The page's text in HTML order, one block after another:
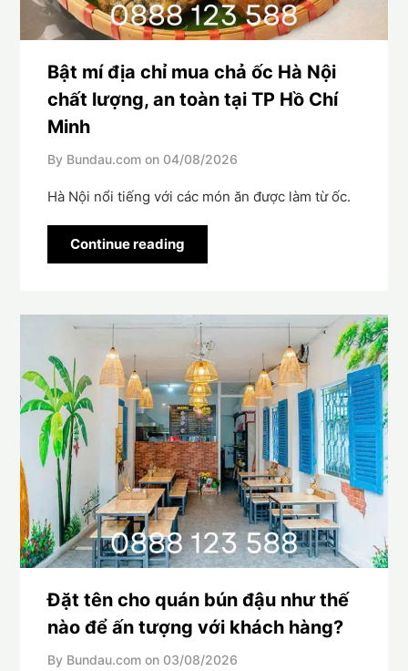
Bật mí địa chỉ mua chả ốc Hà Nội
chất lượng, an toàn tại TP Hồ Chí
Minh
By Bundau.com on 04/08/2026
Hà Nội nổi tiếng với các món ăn được làm từ ốc.
Continue reading
Đặt tên cho quán bún đậu như thế
nào để ấn tượng với khách hàng?
By Bundau.com on 03/08/2026